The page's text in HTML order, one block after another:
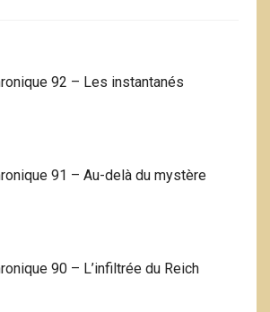
92 – Les instantanés
91 – Au-delà du mystère
90 – L’infiltrée du Reich